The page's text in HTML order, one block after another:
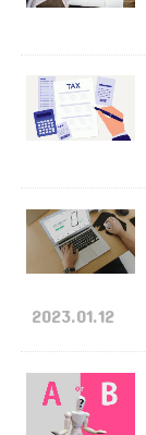
2023.01.12